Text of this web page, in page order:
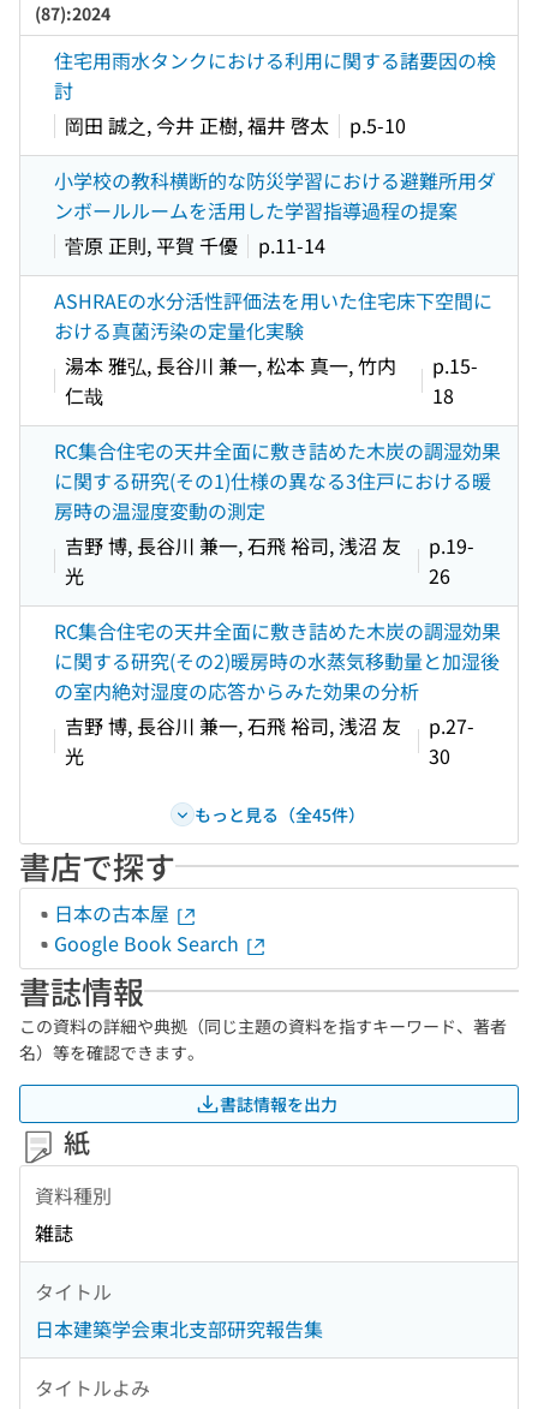
(87):2024
住宅用雨水タンクにおける利用に関する諸要因の検
討
岡田 誠之, 今井 正樹, 福井 啓太
p.5-10
小学校の教科横断的な防災学習における避難所用ダ
ンボールルームを活用した学習指導過程の提案
菅原 正則, 平賀 千優
p.11-14
ASHRAEの水分活性評価法を用いた住宅床下空間に
おける真菌汚染の定量化実験
湯本 雅弘, 長谷川 兼一, 松本 真一, 竹内
仁哉
p.15-
18
RC集合住宅の天井全面に敷き詰めた木炭の調湿効果
に関する研究(その1)仕様の異なる3住戸における暖
房時の温湿度変動の測定
吉野 博, 長谷川 兼一, 石飛 裕司, 浅沼 友
光
p.19-
26
RC集合住宅の天井全面に敷き詰めた木炭の調湿効果
に関する研究(その2)暖房時の水蒸気移動量と加湿後
の室内絶対湿度の応答からみた効果の分析
吉野 博, 長谷川 兼一, 石飛 裕司, 浅沼 友
光
p.27-
30
もっと見る（全45件）
書店で探す
日本の古本屋
Google Book Search
書誌情報
この資料の詳細や典拠（同じ主題の資料を指すキーワード、著者
名）等を確認できます。
書誌情報を出力
紙
資料種別
雑誌
タイトル
日本建築学会東北支部研究報告集
タイトルよみ